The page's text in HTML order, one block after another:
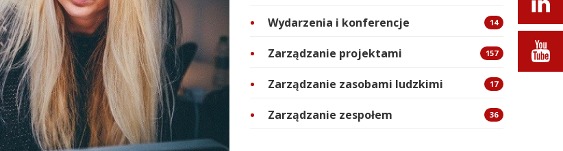
Wydarzenia i konferencje 14
Zarządzanie projektami 157
Zarządzanie zasobami ludzkimi 17
Zarządzanie zespołem 36